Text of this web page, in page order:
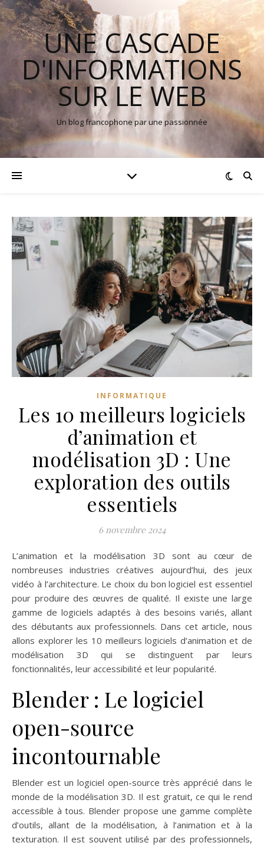
UNE CASCADE
D'INFORMATIONS
SUR LE WEB
Un blog francophone par une passionnée
INFORMATIQUE
Les 10 meilleurs logiciels
d’animation et
modélisation 3D : Une
exploration des outils
essentiels
6 novembre 2024
L’animation et la modélisation 3D sont au cœur de
nombreuses industries créatives aujourd’hui, des jeux
vidéo à l’architecture. Le choix du bon logiciel est essentiel
pour produire des œuvres de qualité. Il existe une large
gamme de logiciels adaptés à des besoins variés, allant
des débutants aux professionnels. Dans cet article, nous
allons explorer les 10 meilleurs logiciels d’animation et de
modélisation 3D qui se distinguent par leurs
fonctionnalités, leur accessibilité et leur popularité.
Blender : Le logiciel
open-source
incontournable
Blender est un logiciel open-source très apprécié dans le
monde de la modélisation 3D. Il est gratuit, ce qui le rend
accessible à tous. Blender propose une gamme complète
d’outils, allant de la modélisation, à l’animation et à la
texturation. Il est souvent utilisé par des professionnels,